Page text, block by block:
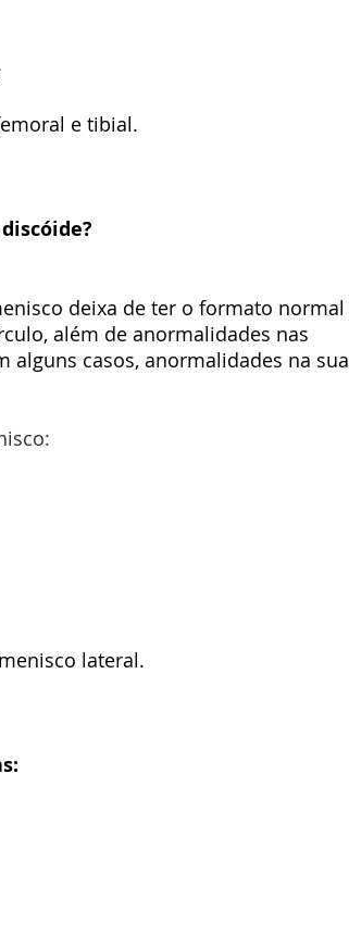
e tibial.
deixa de ter o formato normal
além de anormalidades nas
alguns casos, anormalidades na sua
lateral.